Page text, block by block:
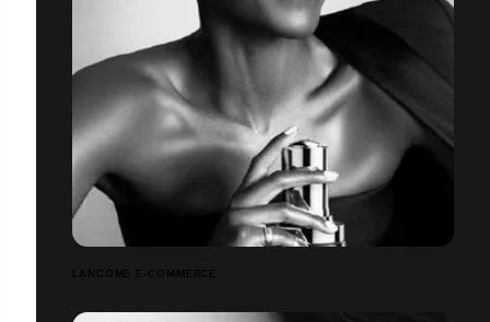
LANCÔME E-COMMERCE